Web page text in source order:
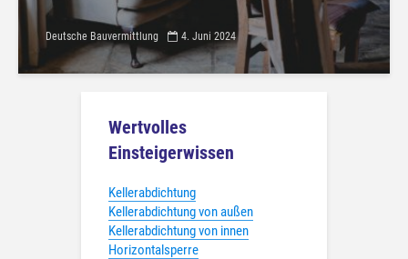
Deutsche Bauvermittlung 4. Juni 2024
Wertvolles
Einsteigerwissen
Kellerabdichtung
Kellerabdichtung von außen
Kellerabdichtung von innen
Horizontalsperre